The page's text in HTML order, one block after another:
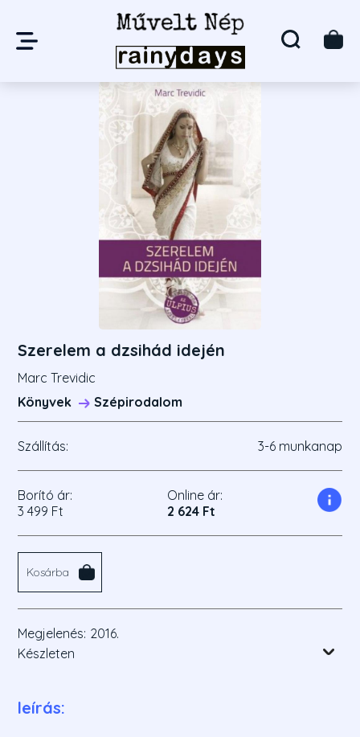
Szerelem a dzsihád idején
Marc Trevidic
Könyvek
Szépirodalom
Szállítás: 3-6 munkanap
Borító ár:
3 499 Ft
Online ár:
2 624 Ft
Kosárba
Megjelenés: 2016.
Készleten
leírás: